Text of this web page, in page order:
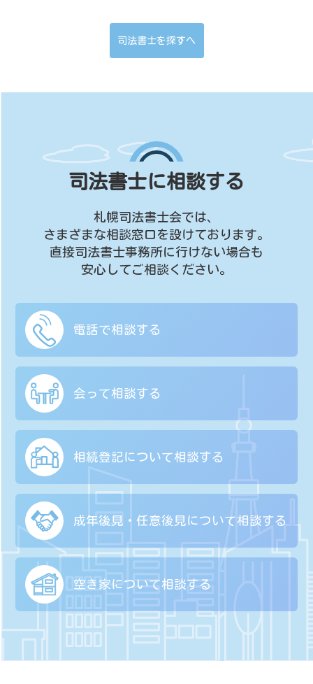
司法書士を探すへ
司法書士に相談する
札幌司法書士会では、
さまざまな相談窓口を設けております。
直接司法書士事務所に行けない場合も
安心してご相談ください。
電話で相談する
会って相談する
相続登記について相談する
成年後見・任意後見について相談する
空き家について相談する